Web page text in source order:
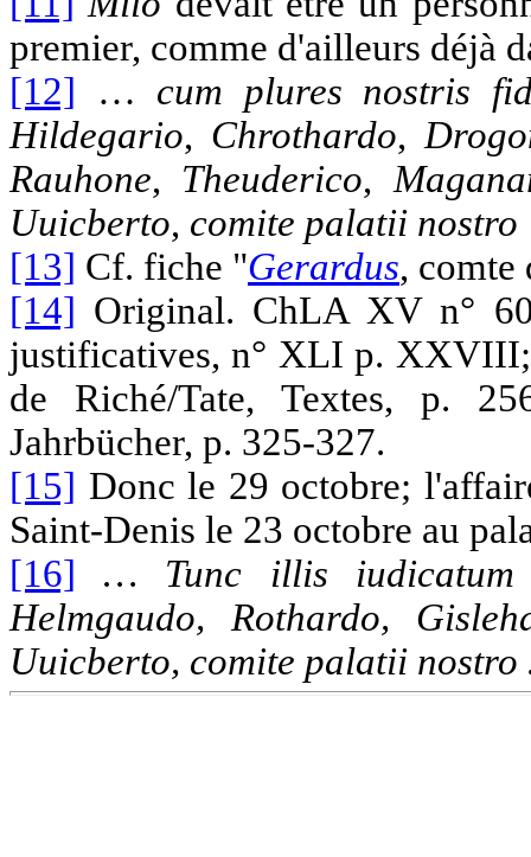
premier, comme d'ailleurs déjà
[12] … cum plures nostris
Hildegario, Chrothardo,
Rauhone, Theuderico,
Uuicberto, comite palatii nostro
[13] Cf. fiche "Gerardus, comte
[14] Original. ChLA XV n°
justificatives, n° XLI p.
de Riché/Tate, Textes, p.
Jahrbücher, p. 325-327.
[15] Donc le 29 octobre;
Saint-Denis le 23 octobre au
[16]
… Tunc illis iudicatum
Helmgaudo, Rothardo,
Uuicberto, comite palatii